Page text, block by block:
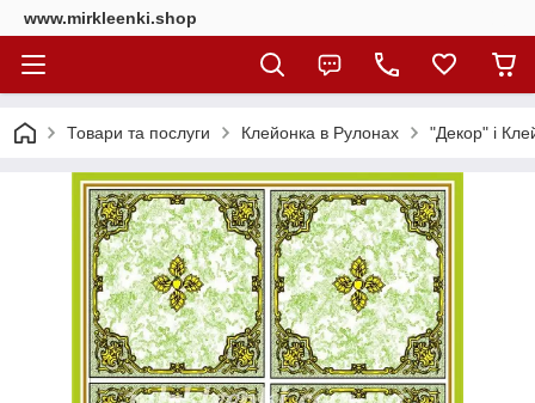
www.mirkleenki.shop
Товари та послуги Клейонка в Рулонах "Декор" і